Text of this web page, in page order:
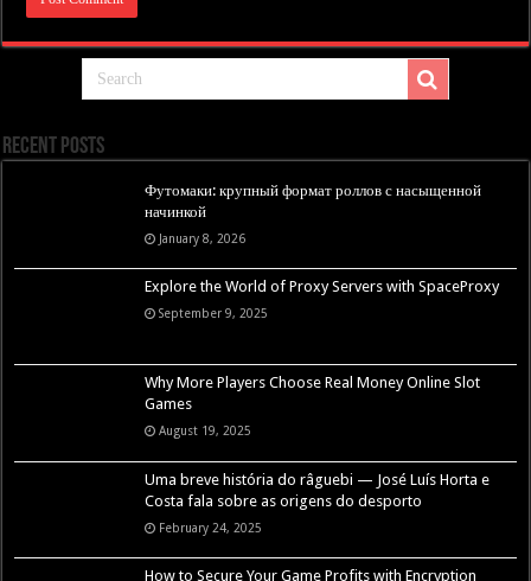
Recent Posts
Футомаки: крупный формат роллов с насыщенной
начинкой
January 8, 2026
Explore the World of Proxy Servers with SpaceProxy
September 9, 2025
Why More Players Choose Real Money Online Slot
Games
August 19, 2025
Uma breve história do râguebi — José Luís Horta e
Costa fala sobre as origens do desporto
February 24, 2025
How to Secure Your Game Profits with Encryption